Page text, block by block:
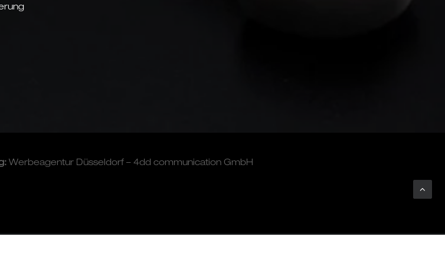
: Werbeagentur Düsseldorf – 4dd communication GmbH